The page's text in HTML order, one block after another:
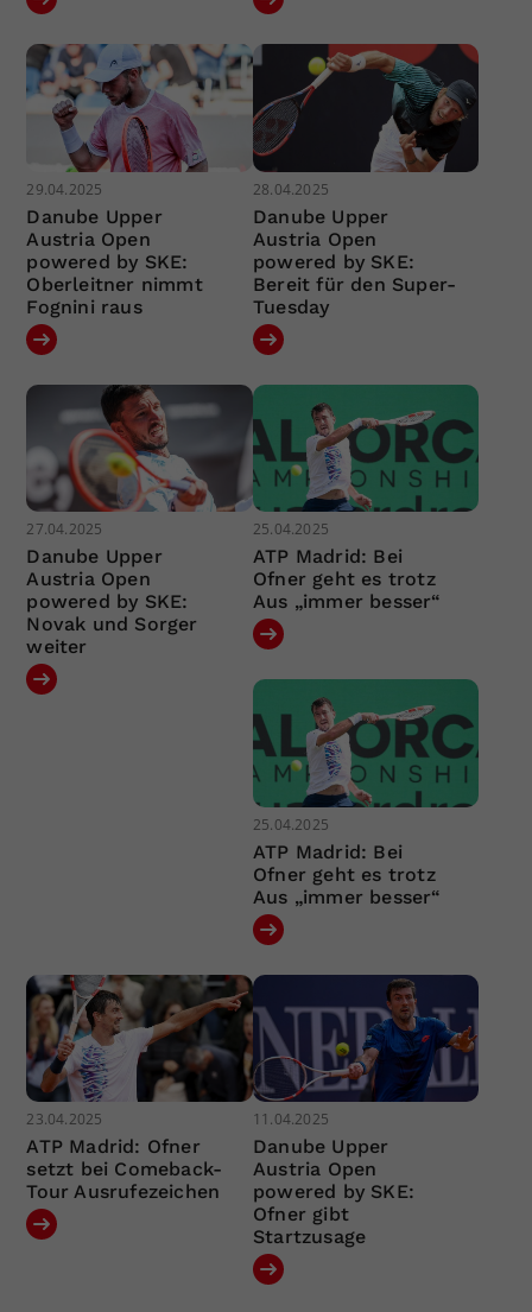
29.04.2025
Danube Upper
Austria Open
powered by SKE:
Oberleitner nimmt
Fognini raus
28.04.2025
Danube Upper
Austria Open
powered by SKE:
Bereit für den Super-
Tuesday
27.04.2025
Danube Upper
Austria Open
powered by SKE:
Novak und Sorger
weiter
25.04.2025
ATP Madrid: Bei
Ofner geht es trotz
Aus „immer besser“
25.04.2025
ATP Madrid: Bei
Ofner geht es trotz
Aus „immer besser“
23.04.2025
ATP Madrid: Ofner
setzt bei Comeback-
Tour Ausrufezeichen
11.04.2025
Danube Upper
Austria Open
powered by SKE:
Ofner gibt
Startzusage